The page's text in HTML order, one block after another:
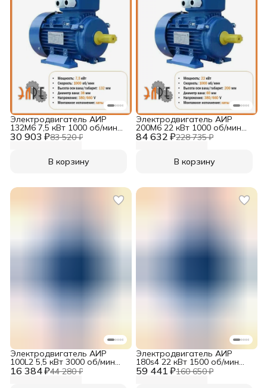
30 903 ₽83 520 ₽
Электродвигатель АИР
132M6 7,5 кВт 1000 об/мин
380/660V B3
В корзину
84 632 ₽228 735 ₽
Электродвигатель АИР
200M6 22 кВт 1000 об/мин
380/660V B3
В корзину
16 384 ₽44 280 ₽
Электродвигатель АИР
100L2 5,5 кВт 3000 об/мин
220/380V B3 59 441 ₽160 650 ₽
Электродвигатель АИР
180s4 22 кВт 1500 об/мин
380/660V B3